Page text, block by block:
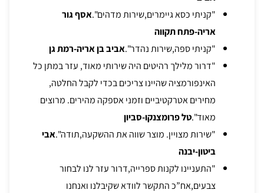
"קניתי כסא גיימרים,שירות מדהים".אסף גור
אריה-פתח תקווה
"קניתי ספה,שירות נהדר".אביב בן אריה-רמת גן
"דרור מלילך רהיטים היה שירותי מאוד, עזר במתן כל
האינפורמציה שהיינו צריכים בכדי לקבל החלטה,
מחירים אטרקטיביים וזמני אספקה מהירים. מרוצים
מאוד".טל פרומצנקו-סביון
"שירות מצויין. מוצר שווה את ההשקעה,תודה".אבי
ביטון-יבנה
"התעניינו לקנות ספרייה,דרור עזר לנו לבחור
צבעים,אח”כ התקשר לוודא שקיבלנו ואנחנו